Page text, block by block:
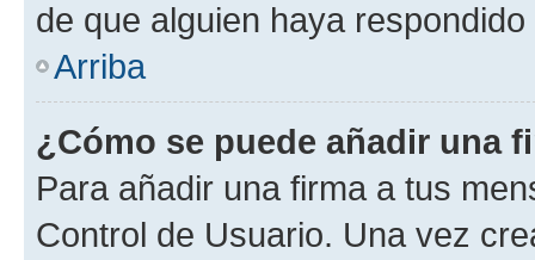
de que alguien haya
Arriba
¿Cómo se puede añadir una
Para añadir una firma a tus
Control de Usuario. Una vez